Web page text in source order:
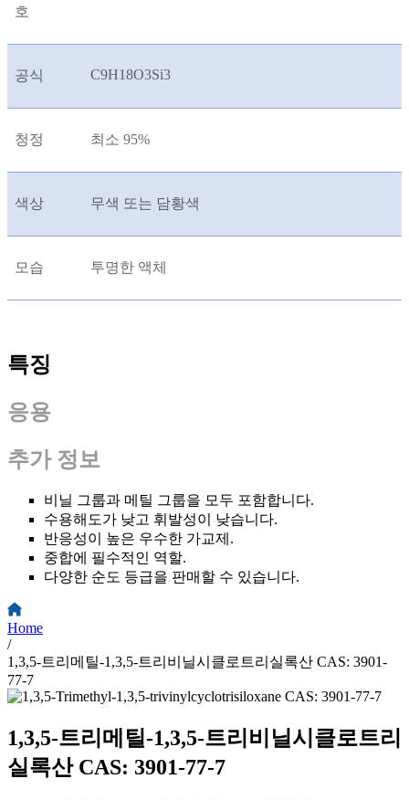
호
공식 C9H18O3Si3
청정 최소 95%
색상 무색 또는 담황색
모습 투명한 액체
특징
응용
추가 정보
비닐 그룹과 메틸 그룹을 모두 포함합니다.
수용해도가 낮고 휘발성이 낮습니다.
반응성이 높은 우수한 가교제.
중합에 필수적인 역할.
다양한 순도 등급을 판매할 수 있습니다.
Home
/
1,3,5-트리메틸-1,3,5-트리비닐시클로트리실록산 CAS: 3901-
77-7
1,3,5-트리메틸-1,3,5-트리비닐시클로트리
실록산 CAS: 3901-77-7